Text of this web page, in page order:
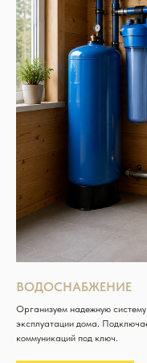
ВОДОСНАБЖЕНИЕ
Организуем надежную
эксплуатации дома.
коммуникаций под ключ.